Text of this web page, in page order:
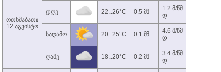
ოთხშაბათი
12 აგვისტო
დღე 22...26°C 0.5 მმ
1.2 მ/წმ
დ
საღამო 20...25°C 0.1 მმ
4.6 მ/წმ
დ
ღამე 18...20°C 0.2 მმ
3.4 მ/წმ
დ